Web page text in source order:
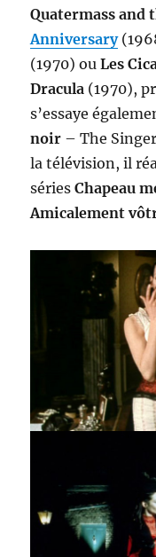
Quatermass and
Anniversary
(1970) ouLes
Dracula (1970),
s’essaye
noir – The
la télévision, il
sériesChapeau
Amicalement